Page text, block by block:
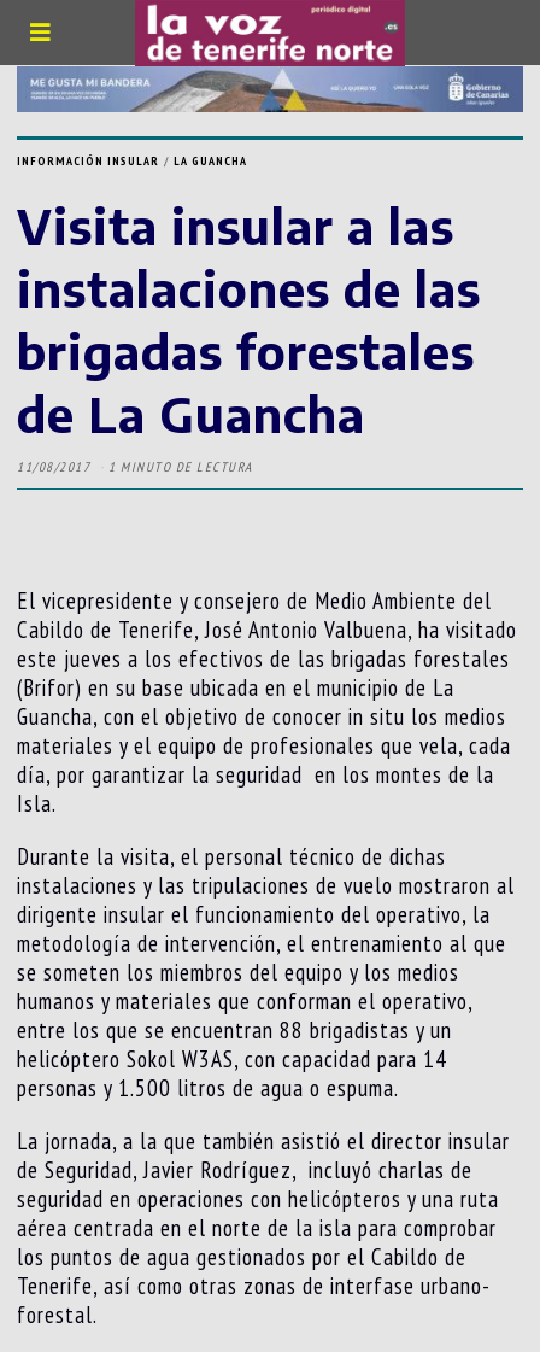
INFORMACIÓN INSULAR / LA GUANCHA
Visita insular a las
instalaciones de las
brigadas forestales
de La Guancha
11/08/2017 1 MINUTO DE LECTURA
El vicepresidente y consejero de Medio Ambiente del
Cabildo de Tenerife, José Antonio Valbuena, ha visitado
este jueves a los efectivos de las brigadas forestales
(Brifor) en su base ubicada en el municipio de La
Guancha, con el objetivo de conocer in situ los medios
materiales y el equipo de profesionales que vela, cada
día, por garantizar la seguridad en los montes de la
Isla.
Durante la visita, el personal técnico de dichas
instalaciones y las tripulaciones de vuelo mostraron al
dirigente insular el funcionamiento del operativo, la
metodología de intervención, el entrenamiento al que
se someten los miembros del equipo y los medios
humanos y materiales que conforman el operativo,
entre los que se encuentran 88 brigadistas y un
helicóptero Sokol W3AS, con capacidad para 14
personas y 1.500 litros de agua o espuma.
La jornada, a la que también asistió el director insular
de Seguridad, Javier Rodríguez, incluyó charlas de
seguridad en operaciones con helicópteros y una ruta
aérea centrada en el norte de la isla para comprobar
los puntos de agua gestionados por el Cabildo de
Tenerife, así como otras zonas de interfase urbano-
forestal.